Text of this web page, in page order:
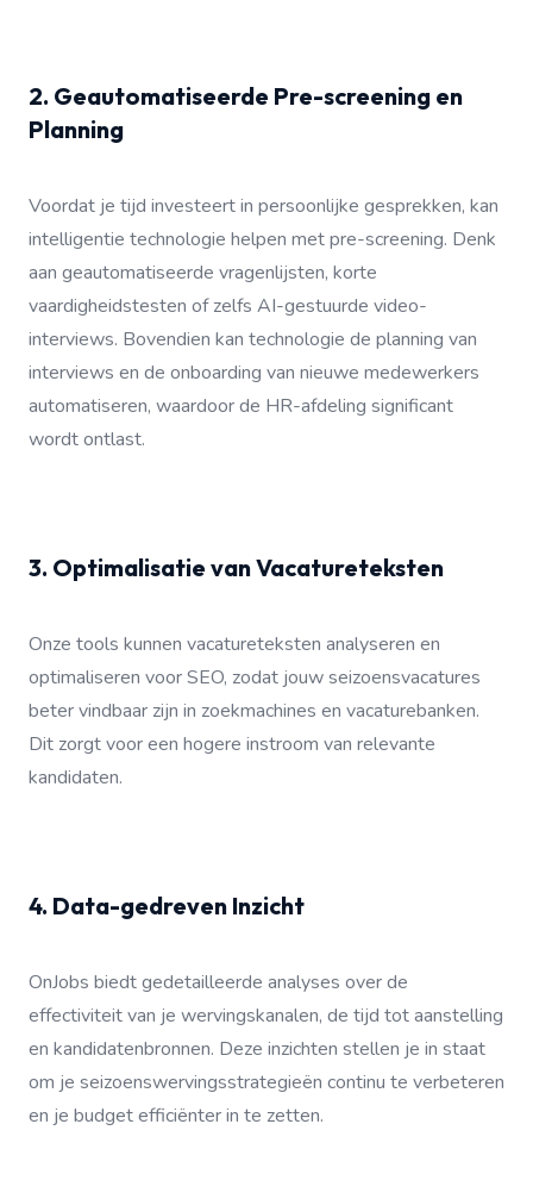
2. Geautomatiseerde Pre-screening en
Planning
Voordat je tijd investeert in persoonlijke gesprekken, kan
intelligentie technologie helpen met pre-screening. Denk
aan geautomatiseerde vragenlijsten, korte
vaardigheidstesten of zelfs AI-gestuurde video-
interviews. Bovendien kan technologie de planning van
interviews en de onboarding van nieuwe medewerkers
automatiseren, waardoor de HR-afdeling significant
wordt ontlast.
3. Optimalisatie van Vacatureteksten
Onze tools kunnen vacatureteksten analyseren en
optimaliseren voor SEO, zodat jouw seizoensvacatures
beter vindbaar zijn in zoekmachines en vacaturebanken.
Dit zorgt voor een hogere instroom van relevante
kandidaten.
4. Data-gedreven Inzicht
OnJobs biedt gedetailleerde analyses over de
effectiviteit van je wervingskanalen, de tijd tot aanstelling
en kandidatenbronnen. Deze inzichten stellen je in staat
om je seizoenswervingsstrategieën continu te verbeteren
en je budget efficiënter in te zetten.